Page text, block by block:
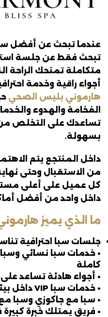
عندما تبحث عن أفضل
تبحث فقط عن جلسة
متكاملة تمنحك الراحة
أجواء راقية وخدمة
هارموني بليس الصحي
الفخامة والهدوء
تساعدك على التخلص من
بسهولة.
داخل المنتجع يتم
من الاستقبال وحتى
كل عميل على أعلى
داخل واحد من أفضل
ما الذي يميز
جلسات سبا احترافية
• خدمات سبا نسائي
كاملة
• أجواء هادئة تساعد على
• خدمات سبا VIP داخل بيئة فاخرة ومريحة
• سبا مع جاكوزي وسبا
• فريق يمتلك خبرة